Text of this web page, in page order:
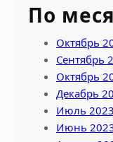
По
Октябрь
Сентябрь
Октябрь
Декабрь
Июль 2023
Июнь